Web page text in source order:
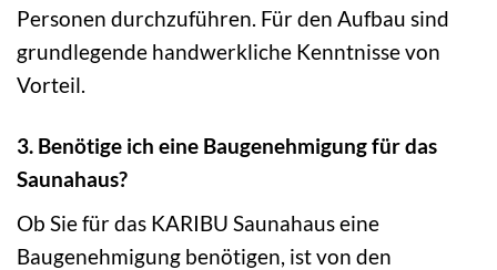
Personen durchzuführen. Für den Aufbau sind
grundlegende handwerkliche Kenntnisse von
Vorteil.
3. Benötige ich eine Baugenehmigung für das
Saunahaus?
Ob Sie für das KARIBU Saunahaus eine
Baugenehmigung benötigen, ist von den